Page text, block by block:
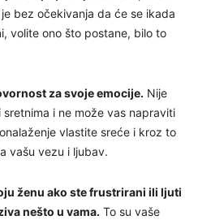
bez očekivanja da će se ikada
volite ono što postane, bilo to
za svoje emocije. Nije
i ne može vas napraviti
vlastite sreće i kroz to
vašu vezu i ljubav.
ženu ako ste frustrirani ili ljuti
nešto u vama. To su vaše